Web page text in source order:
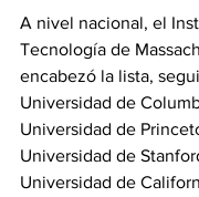
A nivel nacional, el
Tecnología de
encabezó la lista,
Universidad de
Universidad de
Universidad de
Universidad de